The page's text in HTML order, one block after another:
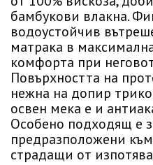
бамбукови влакна.
водоустойчив
матрака в
комфорта при
Повърхността на
нежна на допир
освен мека е и
Особено подходящ е
предразположени
страдащи от